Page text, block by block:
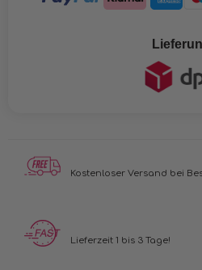
Kostenloser Versand bei
Lieferzeit 1 bis 3 Tage!